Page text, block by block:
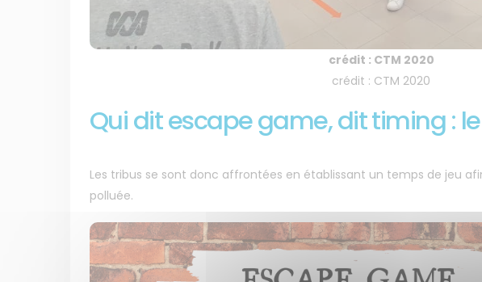
crédit : CTM 2020
crédit : CTM 2020
Qui dit escape game, dit timing :
Les tribus se sont donc affrontées en établissant un temps de jeu
polluée.